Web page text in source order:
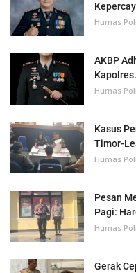
Humas
AKBP
Humas
Kasus
Timor-
Humas
Pesan
Pagi:
Humas
Gerak